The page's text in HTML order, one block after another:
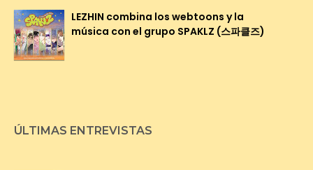
LEZHIN combina los webtoons y la
música con el grupo SPAKLZ (스파클즈)
ÚLTIMAS ENTREVISTAS